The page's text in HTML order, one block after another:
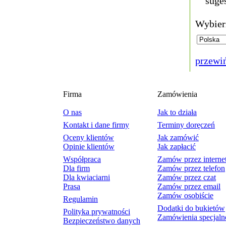
Firma
O nas
Kontakt i dane firmy
Oceny klientów
Opinie klientów
Współpraca
Dla firm
Dla kwiaciarni
Prasa
Regulamin
Polityka prywatności
Bezpieczeństwo danych
Zamówienia
Jak to działa
Terminy doręczeń
Jak zamówić
Jak zapłacić
Zamów przez
Zamów przez telefon
Zamów przez czat
Zamów przez email
Zamów osobiście
Dodatki do bukietów
Zamówienia